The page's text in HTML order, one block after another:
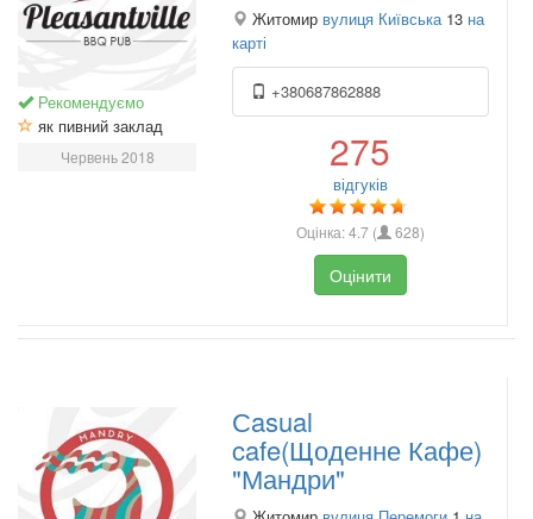
Рекомендуємо
як пивний заклад
Червень 2018
Житомир вулиця Київська 13 на
карті
+380687862888
275
відгуків
Оцінка:4.7 ( 628)
Оцінити
Сasual
cafe(Щоденне Кафе)
"Мандри"